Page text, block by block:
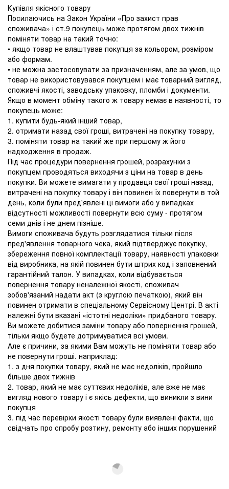
Купівля якісного товару
Посилаючись на Закон України «Про захист прав
споживача» і ст.9 покупець може протягом двох тижнів
поміняти товар на такий точно:
• якщо товар не влаштував покупця за кольором, розміром
або формам.
• не можна застосовувати за призначенням, але за умов, що
товар не використовувався покупцем і має товарний вигляд,
споживчі якості, заводську упаковку, пломби і документи.
Якщо в момент обміну такого ж товару немає в наявності, то
покупець може:
1. купити будь-який інший товар,
2. отримати назад свої гроші, витрачені на покупку товару,
3. поміняти товар на такий же при першому ж його
надходження в продаж.
Під час процедури повернення грошей, розрахунки з
покупцем проводяться виходячи з ціни на товар в день
покупки. Ви можете вимагати у продавця свої гроші назад,
витрачені на покупку товару і він повинен їх повернути в той
день, коли були пред'явлені ці вимоги або у випадках
відсутності можливості повернути всю суму - протягом
семи днів і не днем ​​пізніше.
Вимоги споживача будуть розглядатися тільки після
пред'явлення товарного чека, який підтверджує покупку,
збереження повної комплектації товару, наявності упаковки
від виробника, на якій повинен бути штрих код і заповнений
гарантійний талон. У випадках, коли відбувається
повернення товару неналежної якості, споживач
зобов'язаний надати акт (з круглою печаткою), який він
повинен отримати в спеціальному Сервісному Центрі. В акті
належні бути вказані «істотні недоліки» придбаного товару.
Ви можете добитися заміни товару або повернення грошей,
тільки якщо будете дотримуватися всі умови.
Але є причини, за якими Вам можуть не поміняти товар або
не повернути гроші. наприклад:
1. з дня покупки товару, який не має недоліків, пройшло
більше двох тижнів
2. товар, який не має суттєвих недоліків, але вже не має
вигляд нового товару і є якісь дефекти, що виникли з вини
покупця
3. під час перевірки якості товару були виявлені факти, що
свідчать про спробу розтину, ремонту або інших порушений